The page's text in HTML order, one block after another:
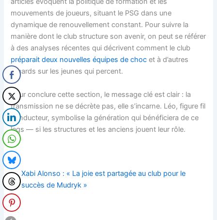
mouvements de joueurs, situant le PSG dans une
dynamique de renouvellement constant. Pour suivre la
manière dont le club structure son avenir, on peut se référer
à des analyses récentes qui décrivent comment le club
préparait deux nouvelles équipes de choc et à d’autres
regards sur les jeunes qui percent.
Pour conclure cette section, le message clé est clair : la
transmission ne se décrète pas, elle s’incarne. Léo, figure fil
conducteur, symbolise la génération qui bénéficiera de ce
legs — si les structures et les anciens jouent leur rôle.
Xabi Alonso : « La joie est partagée au club pour le
succès de Mudryk »